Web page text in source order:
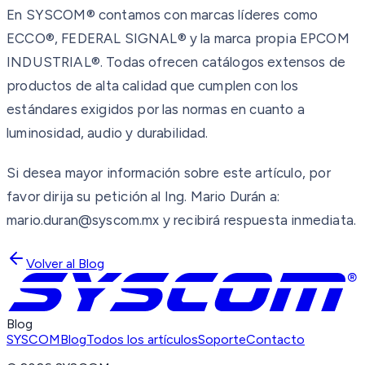
En SYSCOM® contamos con marcas líderes como
ECCO®, FEDERAL SIGNAL® y la marca propia EPCOM
INDUSTRIAL®. Todas ofrecen catálogos extensos de
productos de alta calidad que cumplen con los
estándares exigidos por las normas en cuanto a
luminosidad, audio y durabilidad.
Si desea mayor información sobre este artículo, por
favor dirija su petición al Ing. Mario Durán a:
mario.duran@syscom.mx y recibirá respuesta inmediata.
Volver al Blog
Blog
SYSCOMBlogTodos los artículosSoporteContacto